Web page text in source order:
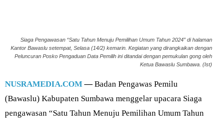
Siaga Pengawasan “Satu Tahun Menuju Pemilihan Umum Tahun 2024” di halaman
Kantor Bawaslu setempat, Selasa (14/2) kemarin. Kegiatan yang dirangkaikan dengan
Peluncuran Posko Pengaduan Data Pemilih ini ditandai dengan pemukulan gong oleh
Ketua Bawaslu Sumbawa. (Ist)
NUSRAMEDIA.COM—Badan Pengawas Pemilu
(Bawaslu) Kabupaten Sumbawa menggelar upacara Siaga
pengawasan “Satu Tahun Menuju Pemilihan Umum Tahun